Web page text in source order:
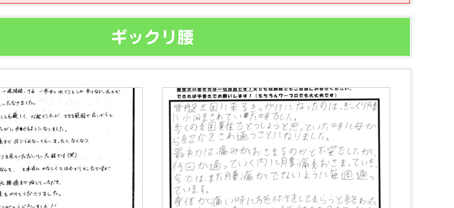
ギックリ腰